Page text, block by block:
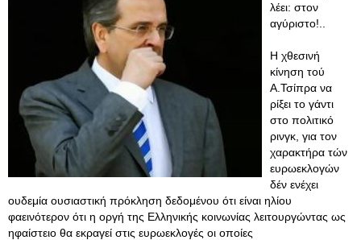
λέει: στον
αγύριστο!..
Η χθεσινή
κίνηση τού
Α.Τσίπρα να
ρίξει το γάντι
στο πολιτικό
ρινγκ, για τον
χαρακτήρα τών
ευρωεκλογών
δέν ενέχει
ουδεμία ουσιαστική πρόκληση δεδομένου ότι είναι ηλίου
φαεινότερον ότι η οργή της Ελληνικής κοινωνίας λειτουργώντας ως
ηφαίστειο θα εκραγεί στις ευρωεκλογές οι οποίες